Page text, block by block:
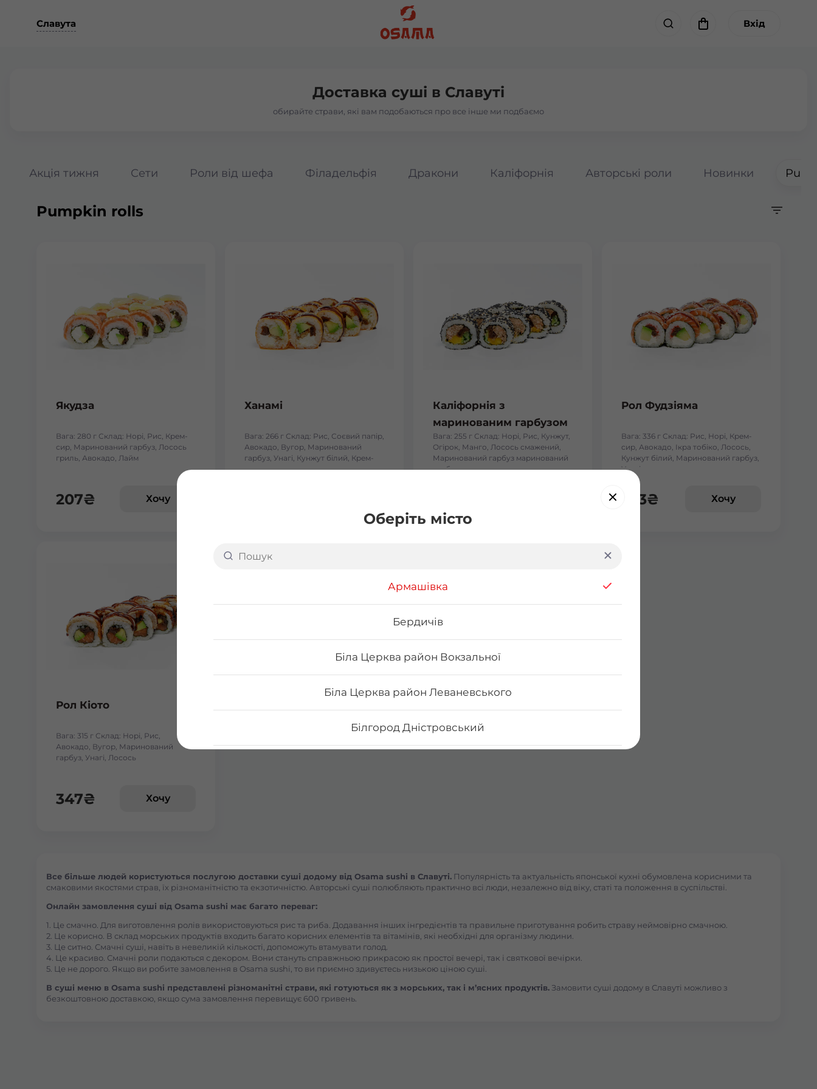
Оберіть місто
Армашівка
Бердичів
Біла Церква район Вокзальної
Біла Церква район Леваневського
Білгород Дністровський
Броди
Буча
Славута Вхід
Доставка суші в Славуті
обирайте страви, які вам подобаються про все інше ми подбаємо
Акція тижня Сети Роли від шефа Філадельфія Дракони Каліфорнія Авторські роли Новинки
Pumpkin rolls
Якудза
Вага: 280 г Склад: Норі, Рис, Крем-
сир, Маринований гарбуз, Лосось
гриль, Авокадо, Лайм
207₴ Хочу
Ханамі
Вага: 266 г Склад: Рис, Соєвий папір,
Авокадо, Вугор, Маринований
гарбуз, Унагі, Кунжут білий, Крем-
сир
Каліфорнія з
маринованим гарбузом
Вага: 255 г Склад: Норі, Рис, Кунжут,
Огірок, Манго, Лосось смажений,
Маринований гарбуз маринований
гарбуз
Рол Фудзіяма
Вага: 336 г Склад: Рис, Норі, Крем-
сир, Авокадо, Ікра тобіко, Лосось,
Кунжут білий, Маринований гарбуз,
Унагі
233₴ Хочу
Рол Кіото
Вага: 315 г Склад: Норі, Рис,
Авокадо, Вугор, Маринований
гарбуз, Унагі, Лосось
347₴ Хочу
Все більше людей користуються послугою доставки суші додому від Osama sushi в Славуті. Популярність та актуальність японської кухні обумовлена корисними та
смаковими якостями страв, їх різноманітністю та екзотичністю. Авторські суші полюбляють практично всі люди, незалежно від віку, статі та положення в суспільстві.
Онлайн замовлення суші від Osama sushi має багато переваг:
1. Це смачно. Для виготовлення ролів використовуються рис та риба. Додавання інших інгредієнтів та правильне приготування робить страву неймовірно смачною.
2. Це корисно. В склад морських продуктів входить багато корисних елементів та вітамінів, які необхідні для організму людини.
3. Це ситно. Смачні суші, навіть в невеликій кількості, допоможуть втамувати голод.
4. Це красиво. Смачні роли подаються с декором. Вони стануть справжньою прикрасою як простої вечері, так і святкової вечірки.
5. Це не дорого. Якщо ви робите замовлення в Osama sushi, то ви приємно здивуєтесь низькою ціною суші.
В суші меню в Osama sushi представлені різноманітні страви, які готуються як з морських, так і м’ясних продуктів. Замовити суші додому в Славуті можливо з
безкоштовною доставкою, якщо сума замовлення перевищує 600 гривень.